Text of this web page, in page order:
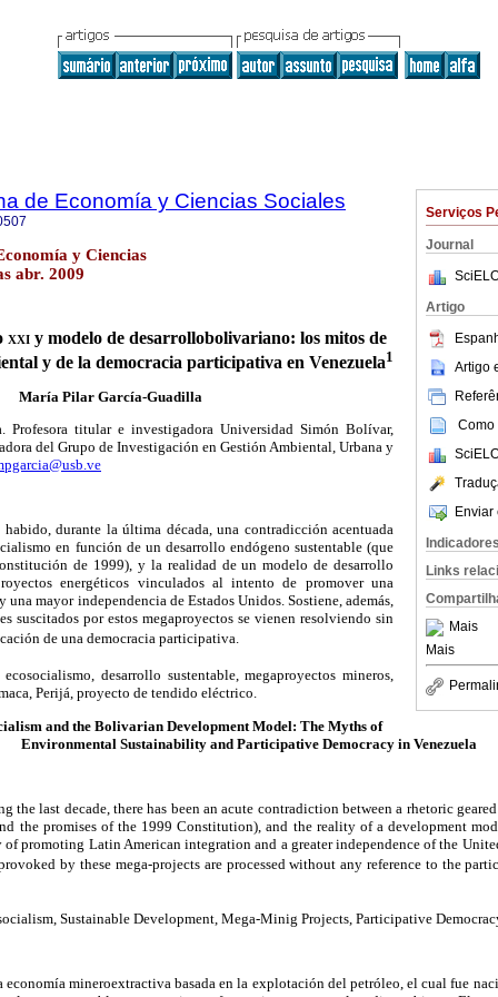
Serviços
Journal
Artigo
Artigo
Como
Enviar
Links
Mais
Mais
de Economía y Ciencias Sociales
y Ciencias
abr. 2009
xxi y modelo de desarrollobolivariano: los mitos de
y de la democracia participativa en Venezuela1
María Pilar García-Guadilla
Profesora titular e investigadora Universidad Simón Bolívar,
del Grupo de Investigación en Gestión Ambiental, Urbana y
durante la última década, una contradicción acentuada
en función de un desarrollo endógeno sustentable (que
de 1999), y la realidad de un modelo de desarrollo
energéticos vinculados al intento de promover una
mayor independencia de Estados Unidos. Sostiene, además,
suscitados por estos megaproyectos se vienen resolviendo sin
de una democracia participativa.
desarrollo sustentable, megaproyectos mineros,
Perijá, proyecto de tendido eléctrico.
and the Bolivarian Development Model: The Myths of
Environmental Sustainability and Participative Democracy in Venezuela
the last decade, there has been an acute contradiction between a rhetoric
the promises of the 1999 Constitution), and the reality of a development
promoting Latin American integration and a greater independence of the
by these mega-projects are processed without any reference to the
Sustainable Development, Mega-Minig Projects, Participative
economía mineroextractiva basada en la explotación del petróleo, el cual fue